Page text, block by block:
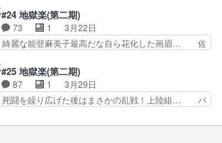
に綺麗で、作品の魅力を… 亜左兄弟と付知、巌鉄
斎、各々我が強くてチ… 改めて菊花さんがどれだ
け桃花を大事にして…
早々いつにも増してぐろかった先生かっ… 士遠先
生やヌルガイくんが持っている典坐に… 斬り続け
追い込む士遠だが、朱槿も争うで、… 瞳から涙を
流せない士遠の苦悶。典坐の最期… 正しい判断
ち典坐と違わぬ環境だった。過… 死を覚悟して闘
いに挑む先生とヌルガイちゃ… ーヌルガイ頼むか
ら戻ってくれ！そう必死で…
#24 地獄楽(第二期)
73 1
3月22日
綺麗な能登麻美子最高だな自ら花化した画眉… 佐
丸体貫かれてどうするのかと思ったけど… 画眉丸
生きてたの嬉しすぎる生きて必ず妻に… 画眉丸が
結さんのこと思い浮かべて「生きて… 炎の極彩色
と連係プレーの作画,機微な表情… 各キャラに焦
#25 地獄楽(第二期)
87 1
3月29日
死闘を繰り広げた後はまさかの乱戦！上陸組… パ
の執行人が出た時点で察してはいたけど… 杠ちゃ